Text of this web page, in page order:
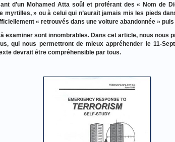
d’un Mohamed Atta soûl et proférant des « Nom de
myrtilles, » ou à celui qui n’aurait jamais mis les pieds
« retrouvés dans une voiture abandonnée »
examiner sont innombrables. Dans cet article, nous nous
qui nous permettront de mieux appréhender le 11-
devrait être compréhensible par tous.